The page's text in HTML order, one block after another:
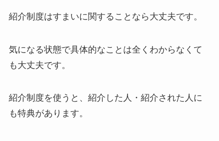
紹介制度はすまいに関することなら大丈夫です。
気になる状態で具体的なことは全くわからなくて
も大丈夫です。
紹介制度を使うと、紹介した人・紹介された人に
も特典があります。